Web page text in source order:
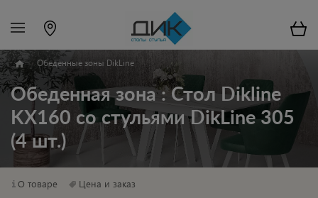
Обеденные зоны DikLine
Обеденная зона : Стол Dikline
KX160 со стульями DikLine 305
(4 шт.)
О товаре Цена и заказ